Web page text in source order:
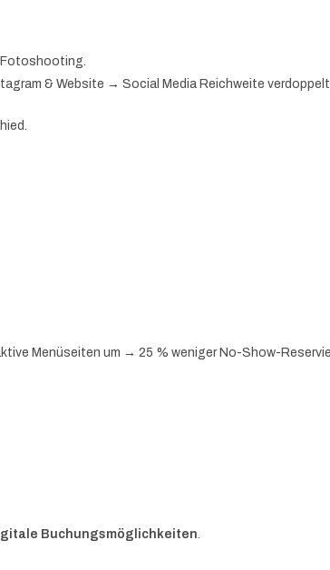
Fotoshooting.
& Website → Social Media Reichweite
Menüseiten um → 25 % weniger No-Show-
Buchungsmöglichkeiten.